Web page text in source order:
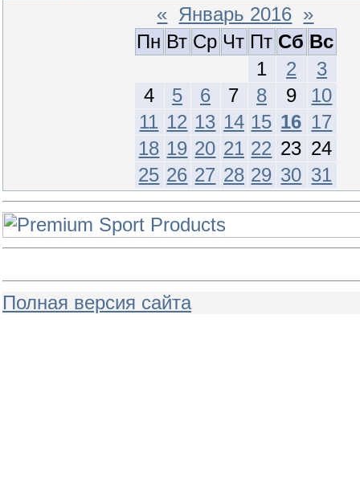
« Январь 2016 »
Пн Вт Ср Чт Пт Сб Вс
1
2
3
4
5 6 7 8 9
10
11 12 13 14 15 16 17
18 19 20 21 22 23 24
25 26 27 28 29 30 31
Полная версия сайта